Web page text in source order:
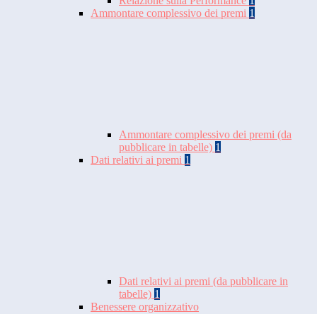
Ammontare complessivo dei premi 1
Ammontare complessivo dei premi (da
pubblicare in tabelle) 1
Dati relativi ai premi 1
Dati relativi ai premi (da pubblicare in
tabelle) 1
Benessere organizzativo